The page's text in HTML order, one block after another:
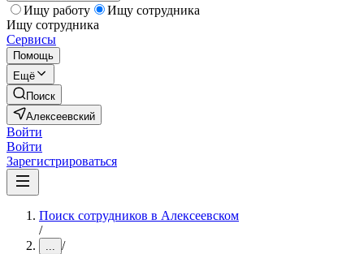
Ищу работу
Ищу сотрудника
Ищу сотрудника
Сервисы
Помощь
Ещё
Поиск
Алексеевский
Войти
Войти
Зарегистрироваться
Поиск сотрудников в Алексеевском
/
... /